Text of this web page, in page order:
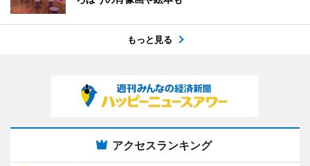
もっと見る
アクセスランキング